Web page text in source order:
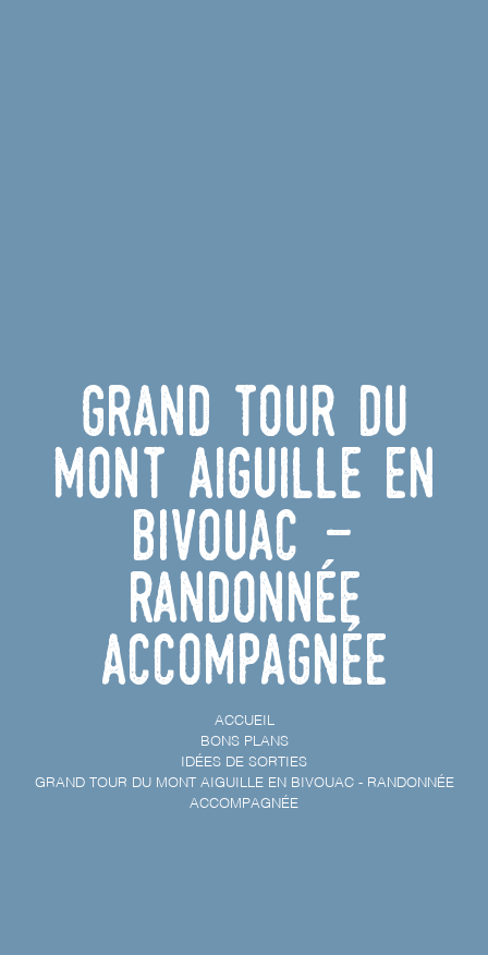
Grand Tour du
Mont Aiguille en
bivouac -
Randonnée
accompagnée
ACCUEIL
BONS PLANS
IDÉES DE SORTIES
GRAND TOUR DU MONT AIGUILLE EN BIVOUAC - RANDONNÉE
ACCOMPAGNÉE